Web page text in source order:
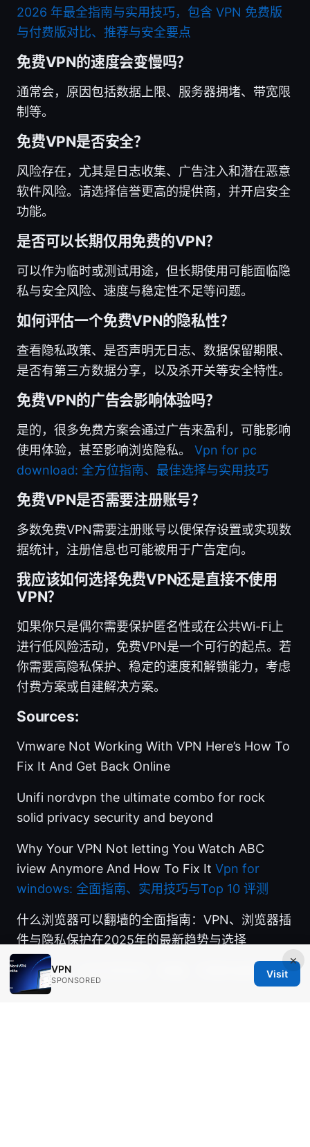
2026 年最全指南与实用技巧，包含 VPN 免费版
与付费版对比、推荐与安全要点
免费VPN的速度会变慢吗？
通常会，原因包括数据上限、服务器拥堵、带宽限
制等。
免费VPN是否安全？
风险存在，尤其是日志收集、广告注入和潜在恶意
软件风险。请选择信誉更高的提供商，并开启安全
功能。
是否可以长期仅用免费的VPN？
可以作为临时或测试用途，但长期使用可能面临隐
私与安全风险、速度与稳定性不足等问题。
如何评估一个免费VPN的隐私性？
查看隐私政策、是否声明无日志、数据保留期限、
是否有第三方数据分享，以及杀开关等安全特性。
免费VPN的广告会影响体验吗？
是的，很多免费方案会通过广告来盈利，可能影响
使用体验，甚至影响浏览隐私。 Vpn for pc
download: 全方位指南、最佳选择与实用技巧
免费VPN是否需要注册账号？
多数免费VPN需要注册账号以便保存设置或实现数
据统计，注册信息也可能被用于广告定向。
我应该如何选择免费VPN还是直接不使用
VPN？
如果你只是偶尔需要保护匿名性或在公共Wi-Fi上
进行低风险活动，免费VPN是一个可行的起点。若
你需要高隐私保护、稳定的速度和解锁能力，考虑
付费方案或自建解决方案。
Sources:
Vmware Not Working With VPN Here’s How To
Fix It And Get Back Online
Unifi nordvpn the ultimate combo for rock
solid privacy security and beyond
Why Your VPN Not letting You Watch ABC
iview Anymore And How To Fix It Vpn for
windows: 全面指南、实用技巧与Top 10 评测
什么浏览器可以翻墙的全面指南：VPN、浏览器插
件与隐私保护在2025年的最新趋势与选择
无限VPN：2025年安全、快速、可靠的选择指南
×
VPN
SPONSORED
Visit